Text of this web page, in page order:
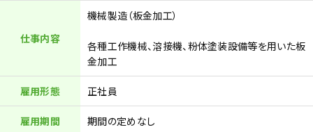
仕事内容
機械製造（板金加工）
各種工作機械、溶接機、粉体塗装設備等を用いた板
金加工
雇用形態 正社員
雇用期間 期間の定めなし